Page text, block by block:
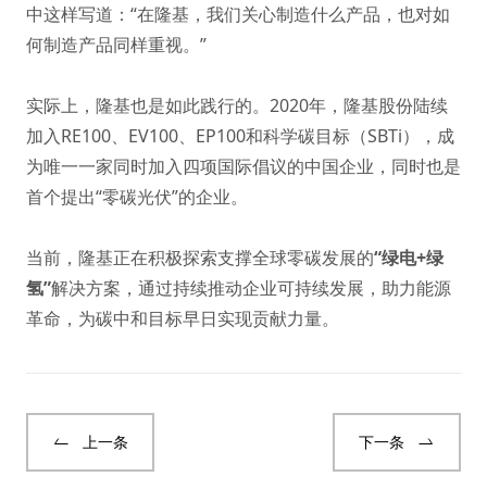
中这样写道：“在隆基，我们关心制造什么产品，也对如
何制造产品同样重视。”
实际上，隆基也是如此践行的。2020年，隆基股份陆续
加入RE100、EV100、EP100和科学碳目标（SBTi），成
为唯一一家同时加入四项国际倡议的中国企业，同时也是
首个提出“零碳光伏”的企业。
当前，隆基正在积极探索支撑全球零碳发展的“绿电+绿
氢”解决方案，通过持续推动企业可持续发展，助力能源
革命，为碳中和目标早日实现贡献力量。
上一条 下一条